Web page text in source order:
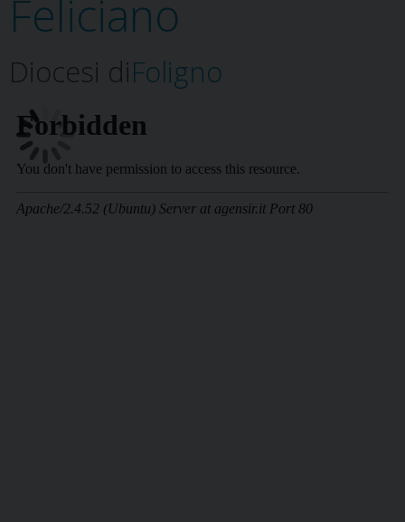
Feliciano
Diocesi diFoligno